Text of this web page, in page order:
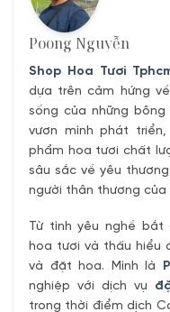
Poong Nguyễn
Shop Hoa Tươi
dựa trên cảm hứng
sống của những
vươn mình phát
phẩm hoa tươi chất
sâu sắc về yêu
người thân thương của
Từ tình yêu nghề
hoa tươi và thấu hiểu
và đặt hoa. Mình là
nghiệp với dịch vụ
trong thời điểm dịch